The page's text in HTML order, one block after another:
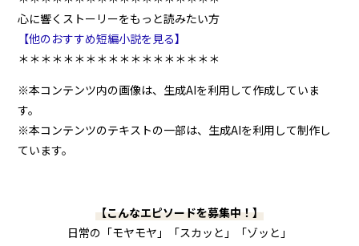
心に響くストーリーをもっと読みたい方
【他のおすすめ短編小説を見る】
＊＊＊＊＊＊＊＊＊＊＊＊＊＊＊＊＊＊
※本コンテンツ内の画像は、生成AIを利用して作成していま
す。
※本コンテンツのテキストの一部は、生成AIを利用して制作し
ています。
【こんなエピソードを募集中！】
日常の「モヤモヤ」「スカッと」「ゾッと」